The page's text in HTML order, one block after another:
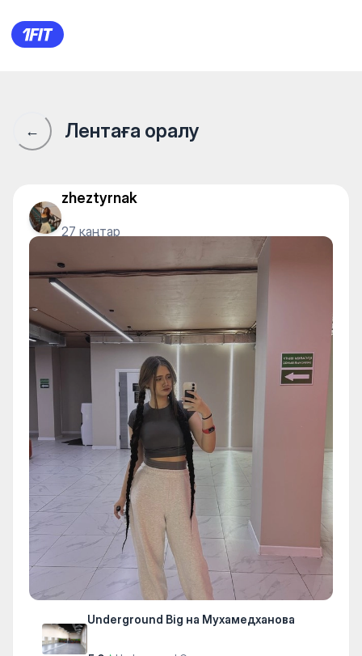
Underground Big на
← Лентаға оралу
zheztyrnak
27 қаңтар
Underground Big на Мухамедханова